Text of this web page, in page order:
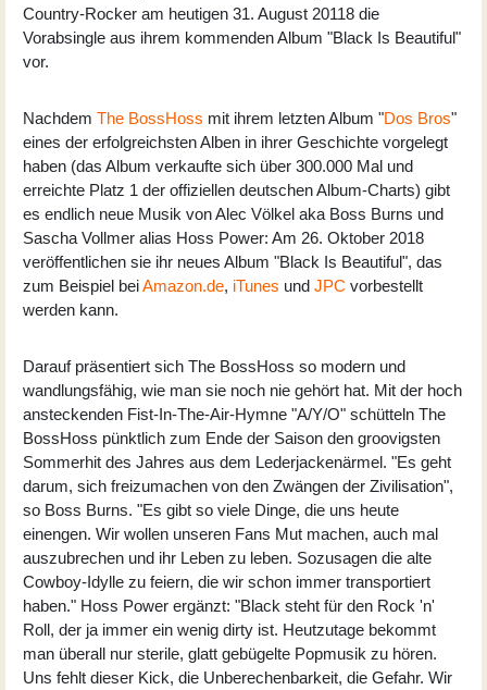
Country-Rocker am heutigen 31. August 20118 die
Vorabsingle aus ihrem kommenden Album "Black Is Beautiful"
vor.
Nachdem The BossHoss mit ihrem letzten Album "Dos Bros"
eines der erfolgreichsten Alben in ihrer Geschichte vorgelegt
haben (das Album verkaufte sich über 300.000 Mal und
erreichte Platz 1 der offiziellen deutschen Album-Charts) gibt
es endlich neue Musik von Alec Völkel aka Boss Burns und
Sascha Vollmer alias Hoss Power: Am 26. Oktober 2018
veröffentlichen sie ihr neues Album "Black Is Beautiful", das
zum Beispiel beiAmazon.de, iTunes und JPC vorbestellt
werden kann.
Darauf präsentiert sich The BossHoss so modern und
wandlungsfähig, wie man sie noch nie gehört hat. Mit der hoch
ansteckenden Fist-In-The-Air-Hymne "A/Y/O" schütteln The
BossHoss pünktlich zum Ende der Saison den groovigsten
Sommerhit des Jahres aus dem Lederjackenärmel. "Es geht
darum, sich freizumachen von den Zwängen der Zivilisation",
so Boss Burns. "Es gibt so viele Dinge, die uns heute
einengen. Wir wollen unseren Fans Mut machen, auch mal
auszubrechen und ihr Leben zu leben. Sozusagen die alte
Cowboy-Idylle zu feiern, die wir schon immer transportiert
haben." Hoss Power ergänzt: "Black steht für den Rock 'n'
Roll, der ja immer ein wenig dirty ist. Heutzutage bekommt
man überall nur sterile, glatt gebügelte Popmusik zu hören.
Uns fehlt dieser Kick, die Unberechenbarkeit, die Gefahr. Wir